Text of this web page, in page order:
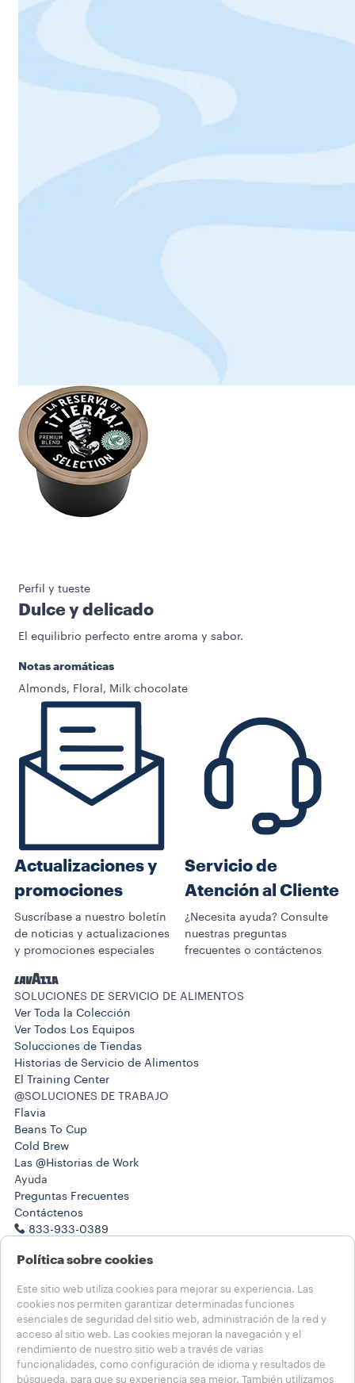
Perfil y tueste
Dulce y delicado
El equilibrio perfecto entre aroma y sabor.
Notas aromáticas
Almonds, Floral, Milk chocolate
Actualizaciones y
promociones
Suscríbase a nuestro boletín
de noticias y actualizaciones
y promociones especiales
Servicio de
Atención al Cliente
¿Necesita ayuda? Consulte
nuestras preguntas
frecuentes o contáctenos
SOLUCIONES DE SERVICIO DE ALIMENTOS
Ver Toda la Colección
Ver Todos Los Equipos
Solucciones de Tiendas
Historias de Servicio de Alimentos
El Training Center
@SOLUCIONES DE TRABAJO
Flavia
Beans To Cup
Cold Brew
Las @Historias de Work
Ayuda
Preguntas Frecuentes
Contáctenos
833-933-0389
NOTAS LEGALES
Salud, seguridad y medioambiente
Condiciones de Venta de la Suscripción
Transparencia en las Cadenas de Suministro de California
Política sobre cookies
Este sitio web utiliza cookies para mejorar su experiencia. Las
cookies nos permiten garantizar determinadas funciones
esenciales de seguridad del sitio web, administración de la red y
acceso al sitio web. Las cookies mejoran la navegación y el
rendimiento de nuestro sitio web a través de varias
funcionalidades, como configuración de idioma y resultados de
búsqueda, para que su experiencia sea mejor. También utilizamos